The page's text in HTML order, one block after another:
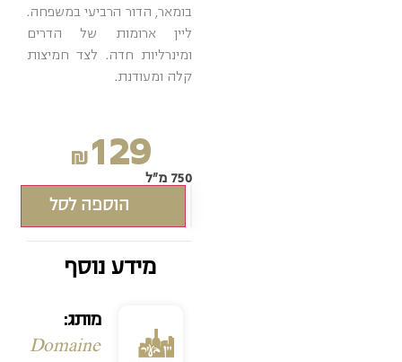
בומאר, הדור הרביעי במשפחה.
ליין ארומות של הדרים
ומינרליות חדה. לצד חמיצות
קלה ומעודנת.
₪129
750 מ"ל
הוספה לסל
מידע נוסף
מותג:
Domaine